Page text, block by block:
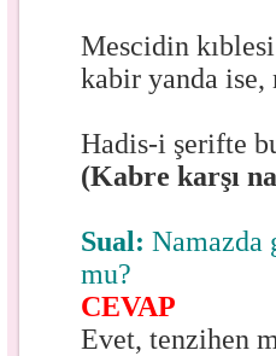
Mescidin
kabir yanda
Hadis-i şerifte
(Kabre karşı
Sual: Namazda
mu?
CEVAP
Evet, tenzihen